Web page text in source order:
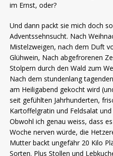
im Ernst, oder?
Und dann packt sie mich doch
Adventssehnsucht. Nach
Mistelzweigen, nach dem Duft
Glühwein, Nach abgefrorenen
Stolpern durch den Wald zum
Nach dem stundenlang
am Heiligabend gekocht wird
seit gefühlten Jahrhunderten,
Kartoffelgratin und Feldsalat
Obwohl ich genau weiss, dass
Woche nerven würde, die
Mutter backt ungefähr 20 Kilo
Sorten. Plus Stollen und